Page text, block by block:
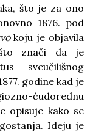
što je za ono
1876. pod
koju je objavila
što znači da je
sveučilišnog
godine kad je
ćudorednu
opisuje kako se
Ideju je